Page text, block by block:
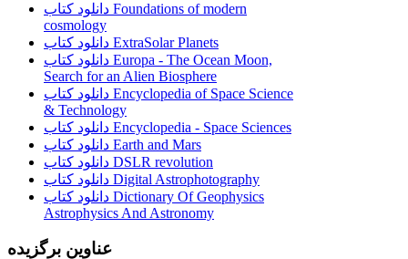
دانلود کتاب Foundations of modern
cosmology
دانلود کتاب ExtraSolar Planets
دانلود کتاب Europa - The Ocean Moon,
Search for an Alien Biosphere
دانلود کتاب Encyclopedia of Space Science
& Technology
دانلود کتاب Encyclopedia - Space Sciences
دانلود کتاب Earth and Mars
دانلود کتاب DSLR revolution
دانلود کتاب Digital Astrophotography
دانلود کتاب Dictionary Of Geophysics
Astrophysics And Astronomy
عناوین برگزیده